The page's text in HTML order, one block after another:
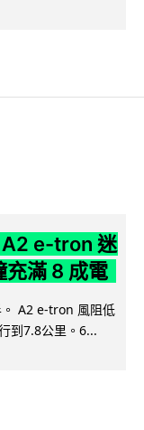
e-tron 迷
滿 8 成電
A2 e-tron 風阻低
到7.8公里。6...